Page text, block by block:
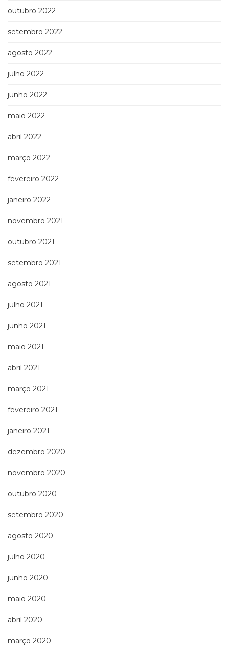
outubro 2022
setembro 2022
agosto 2022
julho 2022
junho 2022
maio 2022
abril 2022
março 2022
fevereiro 2022
janeiro 2022
novembro 2021
outubro 2021
setembro 2021
agosto 2021
julho 2021
junho 2021
maio 2021
abril 2021
março 2021
fevereiro 2021
janeiro 2021
dezembro 2020
novembro 2020
outubro 2020
setembro 2020
agosto 2020
julho 2020
junho 2020
maio 2020
abril 2020
março 2020